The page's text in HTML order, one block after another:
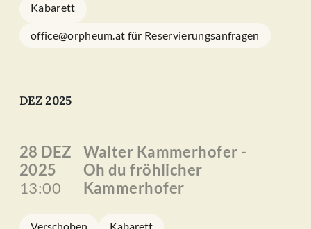
Kabarett
office@orpheum.at für Reservierungsanfragen
DEZ 2025
28 DEZ
2025
13:00
Walter Kammerhofer -
Oh du fröhlicher
Kammerhofer
Verschoben Kabarett